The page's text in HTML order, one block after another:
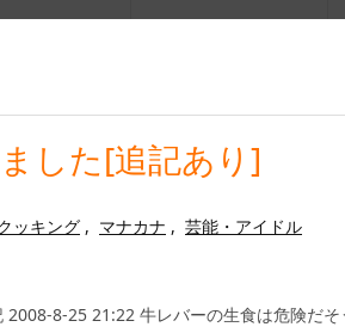
した[追記あり]
ッキング , マナカナ , 芸能・アイドル
2008-8-25 21:22 牛レバーの生食は危険だそ